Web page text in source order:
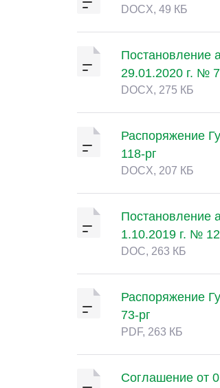
DOCX, 49 КБ
Постановление
29.01.2020 г. №
DOCX, 275 КБ
Распоряжение
118-рг
DOCX, 207 КБ
Постановление
1.10.2019 г. №
DOC, 263 КБ
Распоряжение
73-рг
PDF, 263 КБ
Соглашение от